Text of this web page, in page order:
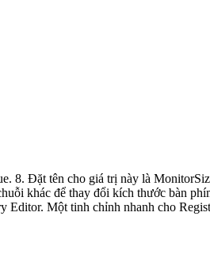
đổi kích thước bàn phím ảo. 10. Đóng